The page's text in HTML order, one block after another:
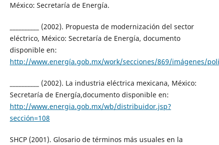
México: Secretaría de Energía.
__________ (2002). Propuesta de modernización del sector
eléctrico, México: Secretaría de Energía, documento
disponible en:
http://www.energía.gob.mx/work/secciones/869/imágenes/
__________ (2002). La industria eléctrica mexicana, México:
Secretaría de Energía,documento disponible en:
http://www.energia.gob.mx/wb/distribuidor.jsp?
sección=108
SHCP (2001). Glosario de términos más usuales en la